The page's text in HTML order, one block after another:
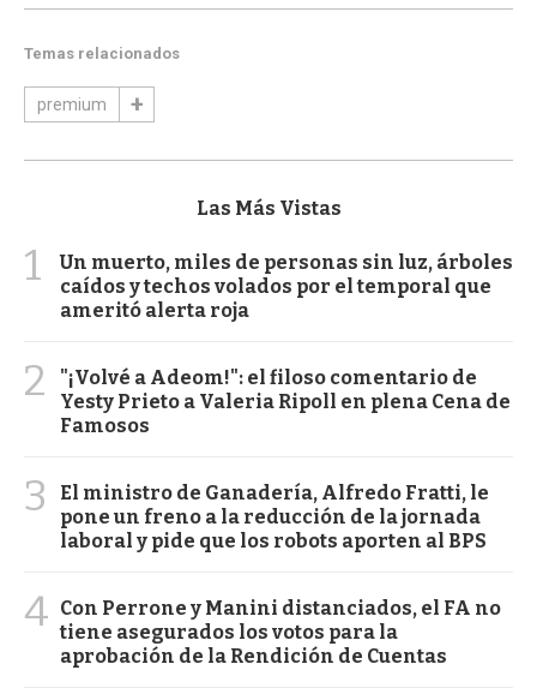
Temas relacionados
premium
Las Más Vistas
1
Un muerto, miles de personas sin luz, árboles
caídos y techos volados por el temporal que
ameritó alerta roja
2
"¡Volvé a Adeom!": el filoso comentario de
Yesty Prieto a Valeria Ripoll en plena Cena de
Famosos
3
El ministro de Ganadería, Alfredo Fratti, le
pone un freno a la reducción de la jornada
laboral y pide que los robots aporten al BPS
4 Con Perrone y Manini distanciados, el FA no
tiene asegurados los votos para la
aprobación de la Rendición de Cuentas